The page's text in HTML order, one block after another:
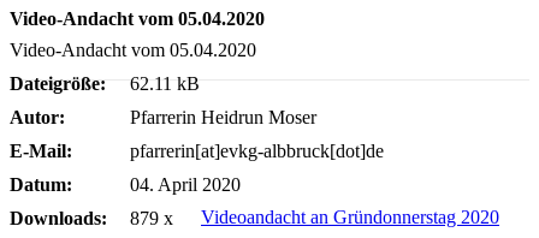
Video-Andacht vom 05.04.2020
Video-Andacht vom 05.04.2020
Dateigröße:
62.11 kB
Autor:
Pfarrerin Heidrun Moser
E-Mail:
pfarrerin[at]evkg-albbruck[dot]de
Datum:
04. April 2020
Downloads:
879 x
Videoandacht an Gründonnerstag 2020